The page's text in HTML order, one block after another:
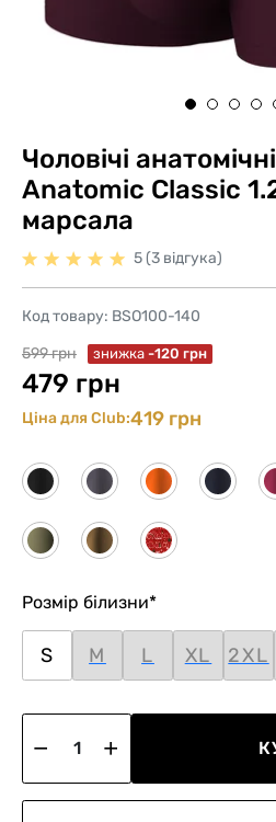
Чоловічі
Anatomic Classic
марсала
5 (3 відгука)
Код товару: BSO100-140
599 грн
знижка -120 грн
479 грн
Ціна для Club:419 грн
Розмір білизни*
S M L XL 2XL